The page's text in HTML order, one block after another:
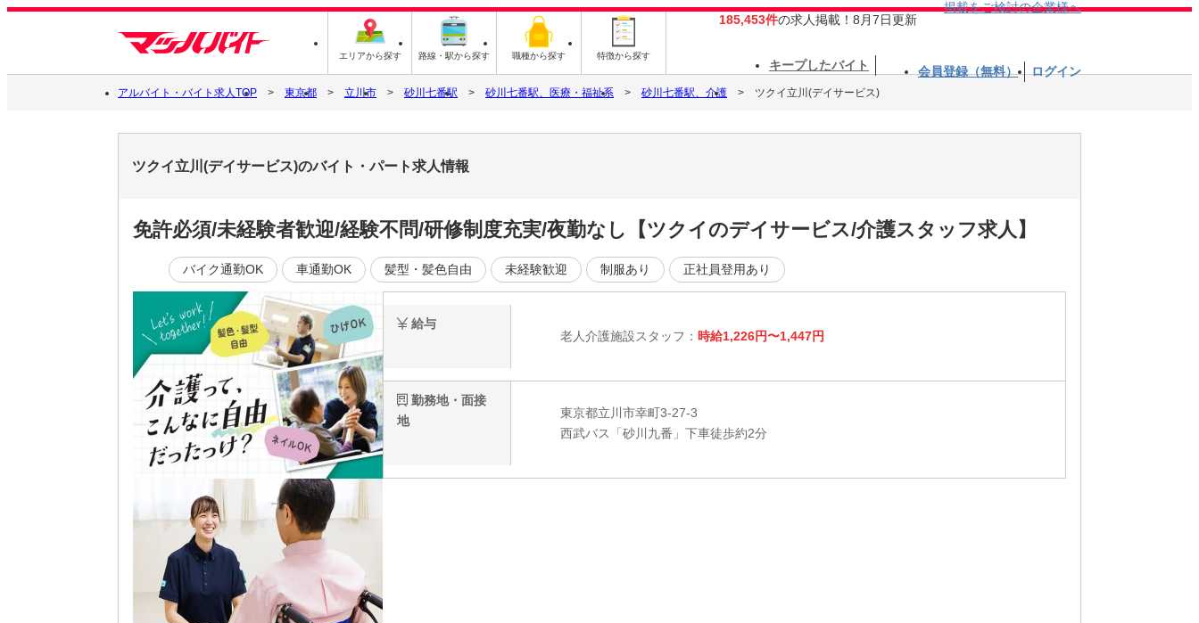
エリアから探す 路線・駅から探す 職種から探す 特徴から探す
185,453件の求人掲載！8月7日更新
掲載をご検討の企業様へ
キープしたバイト 会員登録（無料） ログイン
アルバイト・バイト求人TOP 東京都 立川市 砂川七番駅 砂川七番駅、医療・福祉系 砂川七番駅、介護 ツクイ立川(デイサービス)
ツクイ立川(デイサービス)のバイト・パート求人情報
免許必須/未経験者歓迎/経験不問/研修制度充実/夜勤なし【ツクイのデイサービス/介護スタッフ求人】
バイク通勤OK 車通勤OK 髪型・髪色自由 未経験歓迎 制服あり 正社員登用あり
給与
老人介護施設スタッフ： 時給1,226円〜1,447円
勤務地・面接
地
東京都立川市幸町3-27-3
西武バス「砂川九番」下車徒歩約2分